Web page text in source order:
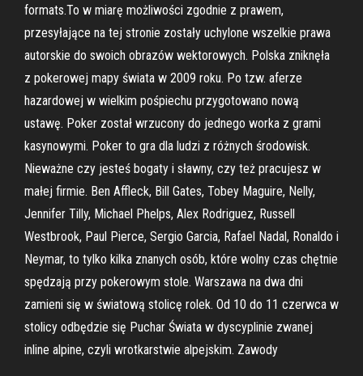
formats.To w miarę możliwości zgodnie z prawem,
przesyłające na tej stronie zostały uchylone wszelkie prawa
autorskie do swoich obrazów wektorowych. Polska zniknęła
z pokerowej mapy świata w 2009 roku. Po tzw. aferze
hazardowej w wielkim pośpiechu przygotowano nową
ustawę. Poker został wrzucony do jednego worka z grami
kasynowymi. Poker to gra dla ludzi z różnych środowisk.
Nieważne czy jesteś bogaty i sławny, czy też pracujesz w
małej firmie. Ben Affleck, Bill Gates, Tobey Maguire, Nelly,
Jennifer Tilly, Michael Phelps, Alex Rodriguez, Russell
Westbrook, Paul Pierce, Sergio Garcia, Rafael Nadal, Ronaldo i
Neymar, to tylko kilka znanych osób, które wolny czas chętnie
spędzają przy pokerowym stole. Warszawa na dwa dni
zamieni się w światową stolicę rolek. Od 10 do 11 czerwca w
stolicy odbędzie się Puchar Świata w dyscyplinie zwanej
inline alpine, czyli wrotkarstwie alpejskim. Zawody